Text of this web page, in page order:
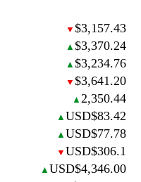
▼ $3,157.43
▲ $3,370.24
▲ $3,234.76
▼ $3,641.20
▲ 2,350.44
▲ USD$83.42
▲ USD$77.78
▼ USD$306.1
▲ USD$4,346.00